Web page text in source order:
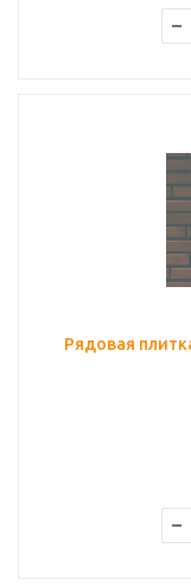
Рядовая